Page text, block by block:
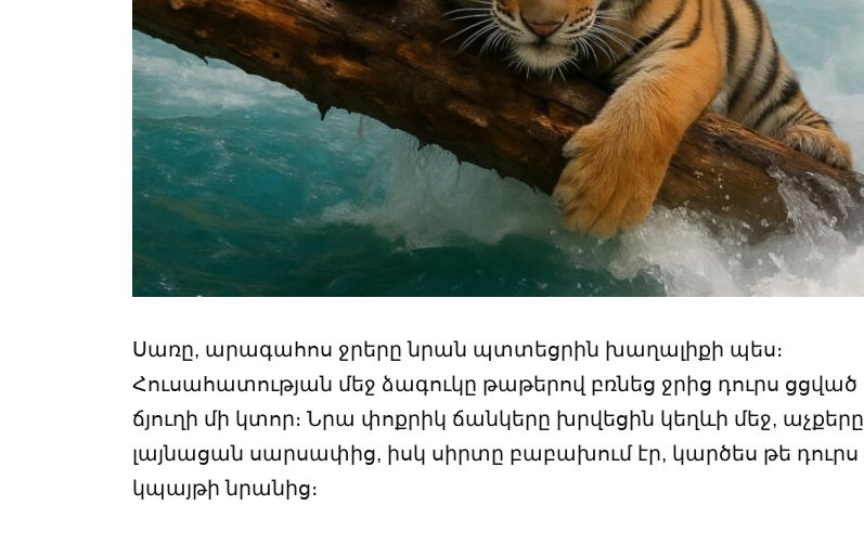
Սառը, արագահոս ջրերը նրան պտտեցրին խաղալիքի պես։
Հուսահատության մեջ ձագուկը թաթերով բռնեց ջրից դուրս ցցված
ճյուղի մի կտոր։ Նրա փոքրիկ ճանկերը խրվեցին կեղևի մեջ, աչքերը
լայնացան սարսափից, իսկ սիրտը բաբախում էր, կարծես թե դուրս
կպայթի նրանից։